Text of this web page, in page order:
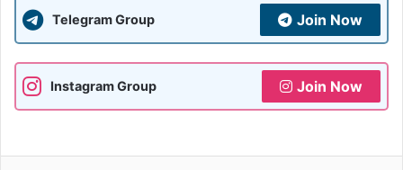
Telegram Group Join Now
Instagram Group Join Now